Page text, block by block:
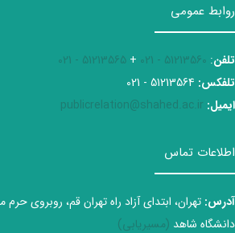
روابط عمومی
تلفن:
51213560 - 021
+
51213565 - 021
تلفکس:
ایمیل: publicrelation@shahed.ac.ir
اطلاعات تماس
آدرس: تهران، ابتدای آزاد راه تهران قم، روبروی
دانشگاه شاهد (مسیریابی)